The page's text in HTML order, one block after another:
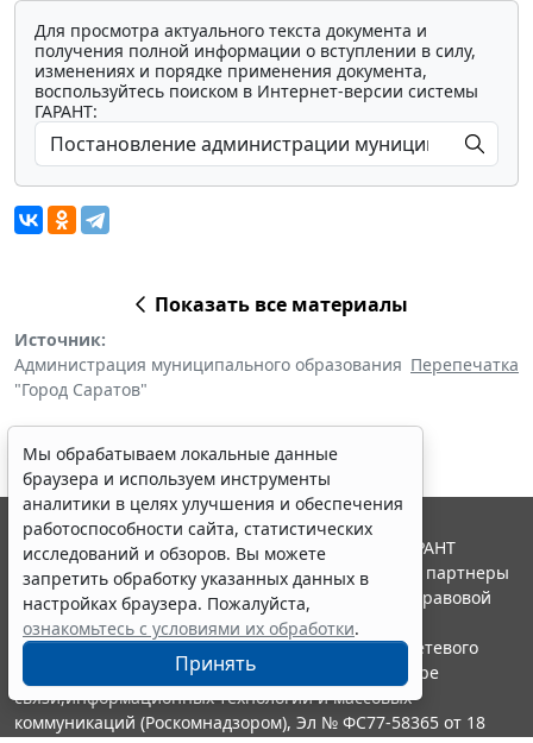
Для просмотра актуального текста документа и
получения полной информации о вступлении в силу,
изменениях и порядке применения документа,
воспользуйтесь поиском в Интернет-версии системы
ГАРАНТ:
Показать все материалы
Источник:
Администрация муниципального образования
"Город Саратов"
Перепечатка
Мы обрабатываем локальные данные
браузера и используем инструменты
аналитики в целях улучшения и обеспечения
работоспособности сайта, статистических
исследований и обзоров. Вы можете
запретить обработку указанных данных в
настройках браузера. Пожалуйста,
ознакомьтесь с условиями их обработки.
Принять
© ООО "НПП "ГАРАНТ-СЕРВИС", 2026. Система ГАРАНТ
выпускается с 1990 года. Компания "Гарант" и ее партнеры
являются участниками Российской ассоциации правовой
информации ГАРАНТ.
Портал ГАРАНТ.РУ зарегистрирован в качестве сетевого
издания Федеральной службой по надзору в сфере
связи,информационных технологий и массовых
коммуникаций (Роскомнадзором), Эл № ФС77-58365 от 18